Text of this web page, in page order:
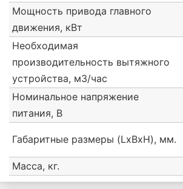
Мощность привода главного
движения, кВт
Необходимая
производительность вытяжного
устройства, м3/час
Номинальное напряжение
питания, В
Габаритные размеры (LxBxH), мм.
Масса, кг.